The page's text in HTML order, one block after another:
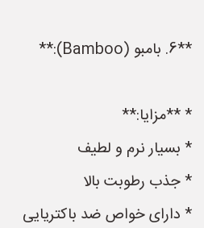
**6. بامبو (Bamboo):**
* **مزایا:**
* بسیار نرم و لطیف
* جذب رطوبت بالا
* دارای خواص ضد باکتریایی